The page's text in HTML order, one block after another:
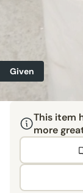
Given
This item
more